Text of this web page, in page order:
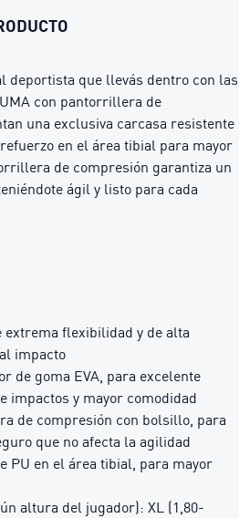
deportista que llevás dentro con las
con pantorrillera de
una exclusiva carcasa resistente
en el área tibial para mayor
de compresión garantiza un
ágil y listo para cada
extrema flexibilidad y de alta
impacto
de goma EVA, para excelente
impactos y mayor comodidad
de compresión con bolsillo, para
que no afecta la agilidad
PU en el área tibial, para mayor
altura del jugador): XL (1,80-